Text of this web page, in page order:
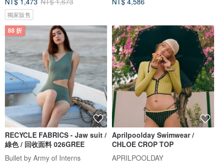
獨家販售
88 折
RECYCLE FABRICS - Jaw suit /
綠色 / 回收面料 026GREE
Bullet by Army of Interns
Aprilpoolday Swimwear /
CHLOE CROP TOP
APRILPOOLDAY